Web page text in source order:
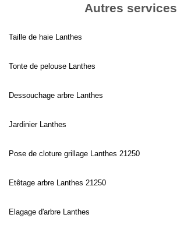
Autres services
Taille de haie Lanthes
Tonte de pelouse Lanthes
Dessouchage arbre Lanthes
Jardinier Lanthes
Pose de cloture grillage Lanthes 21250
Etêtage arbre Lanthes 21250
Elagage d'arbre Lanthes